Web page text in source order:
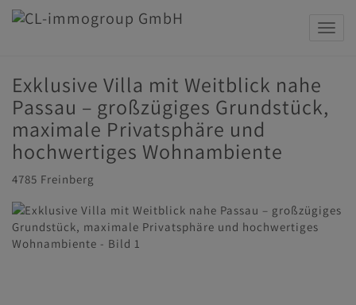
Exklusive Villa mit Weitblick nahe
Passau – großzügiges Grundstück,
maximale Privatsphäre und
hochwertiges Wohnambiente
4785 Freinberg